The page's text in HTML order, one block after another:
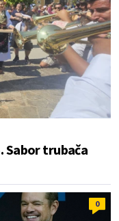
Sabor trubača
0